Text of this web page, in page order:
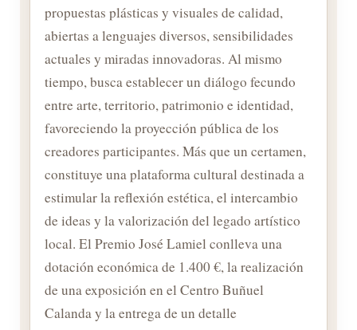
propuestas plásticas y visuales de calidad,
abiertas a lenguajes diversos, sensibilidades
actuales y miradas innovadoras. Al mismo
tiempo, busca establecer un diálogo fecundo
entre arte, territorio, patrimonio e identidad,
favoreciendo la proyección pública de los
creadores participantes. Más que un certamen,
constituye una plataforma cultural destinada a
estimular la reflexión estética, el intercambio
de ideas y la valorización del legado artístico
local. El Premio José Lamiel conlleva una
dotación económica de 1.400 €, la realización
de una exposición en el Centro Buñuel
Calanda y la entrega de un detalle